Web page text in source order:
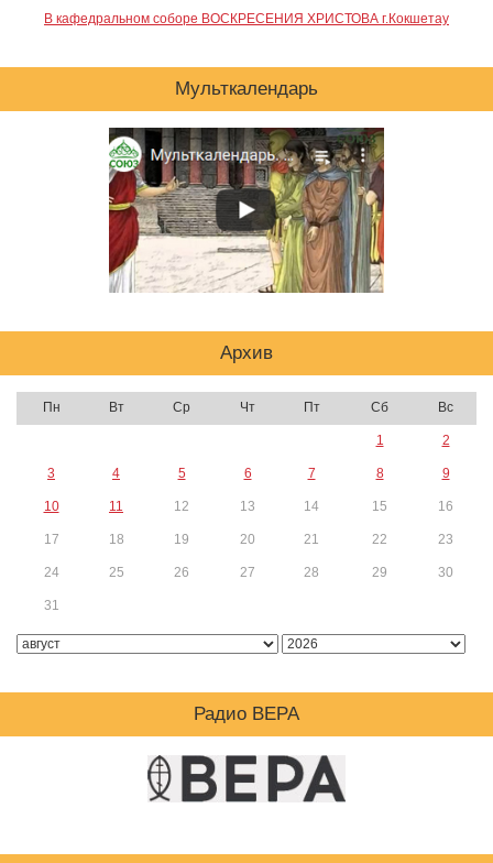
В кафедральном соборе ВОСКРЕСЕНИЯ ХРИСТОВА г.Кокшетау
Мульткалендарь
Архив
Пн Вт Ср Чт Пт Сб Вс
1 2
3 4 5 6 7 8 9
10 11 12 13 14 15 16
17 18 19 20 21 22 23
24 25 26 27 28 29 30
31
Радио ВЕРА